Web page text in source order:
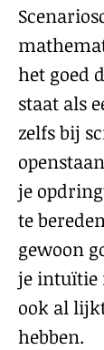
het goed
staat als
zelfs bij
je
te
gewoon
je intuïtie
ook al
hebben.